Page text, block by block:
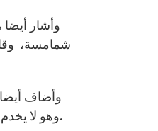
وأشار
شمامسة،
وأضاف
وهو لا يخدم مذهبا فكريا، فهو رائد الإنجيل وراعي الكنيسة، عليه أن يمارس بصدق المحبة الرعوية، وان يقدر نعمة الكهنوت.